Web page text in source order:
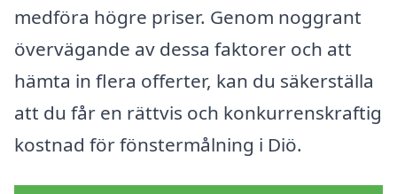
medföra högre priser. Genom noggrant
övervägande av dessa faktorer och att
hämta in flera offerter, kan du säkerställa
att du får en rättvis och konkurrenskraftig
kostnad för fönstermålning i Diö.